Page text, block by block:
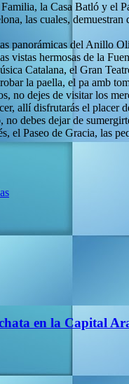
la Casa Batló y el
las cuales,
panorámicas del Anillo
vistas hermosas de la
Catalana, el Gran
la paella, el pa amb
no dejes de visitar los
allí disfrutarás el placer
debes dejar de
el Paseo de Gracia, las
en la Capital